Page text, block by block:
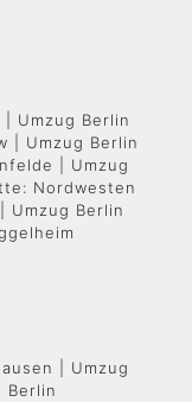
Umzug Berlin
| Umzug Berlin
| Umzug
Nordwesten
Umzug Berlin
| Umzug
Berlin